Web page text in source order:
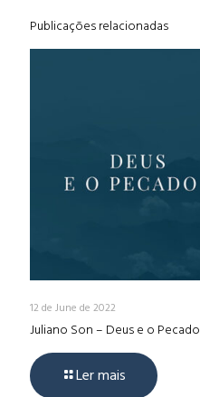
Publicações relacionadas
12 de June de 2022
Juliano Son – Deus e o Pecado
Ler mais